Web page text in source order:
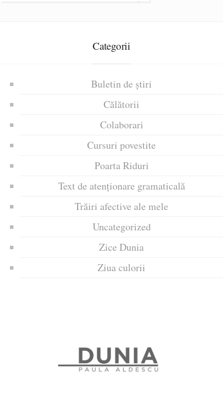
Categorii
Buletin de știri
Călătorii
Colaborari
Cursuri povestite
Poarta Riduri
Text de atenționare gramaticală
Trăiri afective ale mele
Uncategorized
Zice Dunia
Ziua culorii